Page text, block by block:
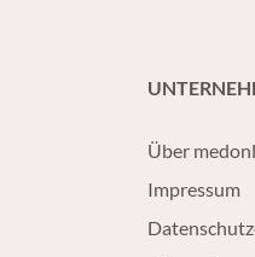
Über
Impressum